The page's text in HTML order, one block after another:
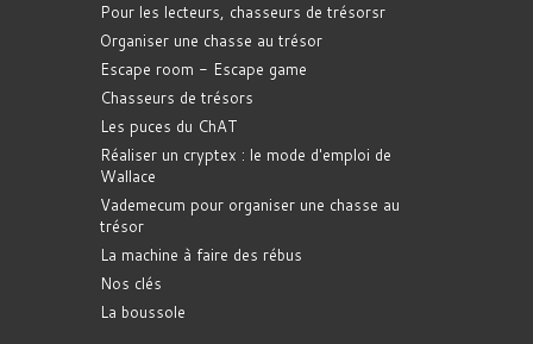
Pour les lecteurs, chasseurs de trésorsr
Organiser une chasse au trésor
Escape room - Escape game
Chasseurs de trésors
Les puces du ChAT
Réaliser un cryptex : le mode d'emploi de
Wallace
Vademecum pour organiser une chasse au
trésor
La machine à faire des rébus
Nos clés
La boussole